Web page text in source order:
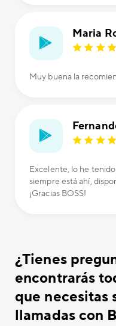
Maria
Muy buena la
Excelente, lo he
siempre está ahí,
¡Gracias BOSS!
¿Tienes
encontrarás
que necesitas
llamadas con